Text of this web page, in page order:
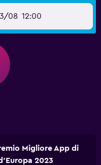
08 12:00
Migliore App di
2023